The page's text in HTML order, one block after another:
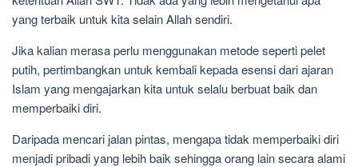
yang terbaik untuk kita selain Allah sendiri.
Jika kalian merasa perlu menggunakan metode seperti pelet
putih, pertimbangkan untuk kembali kepada esensi dari ajaran
Islam yang mengajarkan kita untuk selalu berbuat baik dan
memperbaiki diri.
Daripada mencari jalan pintas, mengapa tidak memperbaiki diri
menjadi pribadi yang lebih baik sehingga orang lain secara alami